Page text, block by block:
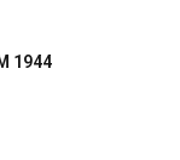
1944